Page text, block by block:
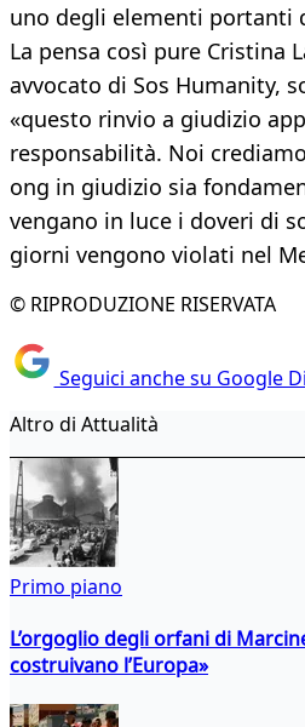
uno degli elementi portanti
La pensa così pure Cristina
avvocato di Sos Humanity,
«questo rinvio a giudizio
responsabilità. Noi
ong in giudizio sia
vengano in luce i doveri di
giorni vengono violati nel
© RIPRODUZIONE RISERVATA
Seguici anche su Google
Altro di Attualità
Primo piano
L’orgoglio degli orfani di
costruivano l’Europa»